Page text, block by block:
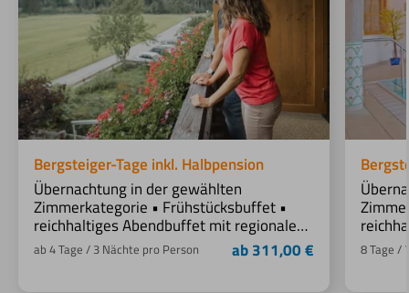
Bergsteiger-Tage inkl. Halbpension
Übernachtung in der gewählten
Zimmerkategorie • Frühstücksbuffet •
reichhaltiges Abendbuffet mit regionalen
Gerichten: Auswahl an Salaten, Vorspeise,
zwei Hauptgänge mit verschiedenen
ab 4 Tage / 3 Nächte pro Person ab 311,00 €
zwei
8 Tage /